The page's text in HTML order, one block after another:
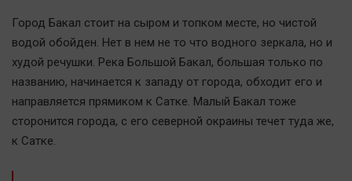
Отраслевые темы
Hедвижимость
Образование
Автомобили
XX век: криминальные уроки
Банки
Город Бакал стоит на сыром и топком месте, но чистой
водой обойден. Нет в нем не то что водного зеркала, но и
худой речушки. Река Большой Бакал, большая только по
названию, начинается к западу от города, обходит его и
направляется прямиком к Сатке. Малый Бакал тоже
сторонится города, с его северной окраины течет туда же,
к Сатке.